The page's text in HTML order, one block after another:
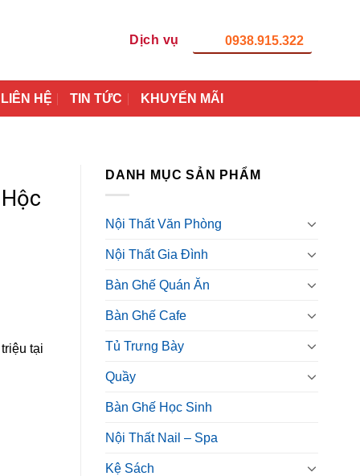
Dịch vụ 0938.915.322
LIÊN HỆ TIN TỨC KHUYẾN MÃI
DANH MỤC SẢN PHẨM
Nội Thất Văn Phòng
Nội Thất Gia Đình
Bàn Ghế Quán Ăn
Bàn Ghế Cafe
Tủ Trưng Bày
Quầy
Bàn Ghế Học Sinh
Nội Thất Nail – Spa
Kệ Sách
tại